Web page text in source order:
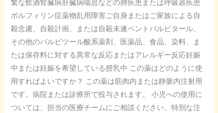
繁な飲酒腎臓病肝臓病喘息などの肺疾患または呼吸器疾患
ポルフィリン症薬物乱用障害ご自身またはご家族による自
殺念慮、自殺計画、または自殺未遂ペントバルビタール、
その他のバルビツール酸系薬剤、医薬品、食品、染料、ま
たは保存料に対する異常な反応またはアレルギー反応妊娠
中または妊娠を希望している授乳中 この薬はどのように使
用すればよいですか？ この薬は筋肉内または静脈内注射用
です。病院または診療所で投与されます。 小児への使用に
ついては、担当の医療チームにご相談ください。特別な注